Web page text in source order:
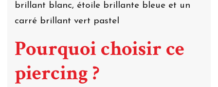
brillant blanc, étoile brillante bleue et un
carré brillant vert pastel
Pourquoi choisir ce
piercing ?